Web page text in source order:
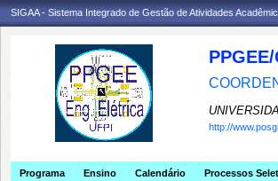
SIGAA - Sistema Integrado de Gestão de Atividades
PPGEE/
http://
Programa Ensino Calendário Processos